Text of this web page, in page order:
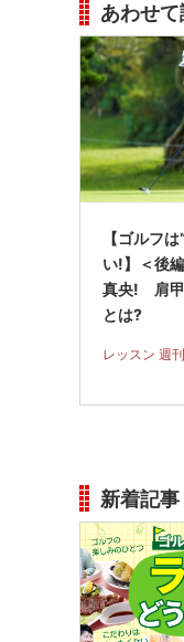
あわせ
【ゴルフ
い!】＜後
真央! 肩甲
とは?
レッスン 週
新着記事